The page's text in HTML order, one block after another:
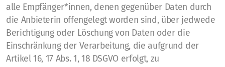
alle Empfänger*innen, denen gegenüber Daten durch
die Anbieterin offengelegt worden sind, über jedwede
Berichtigung oder Löschung von Daten oder die
Einschränkung der Verarbeitung, die aufgrund der
Artikel 16, 17 Abs. 1, 18 DSGVO erfolgt, zu